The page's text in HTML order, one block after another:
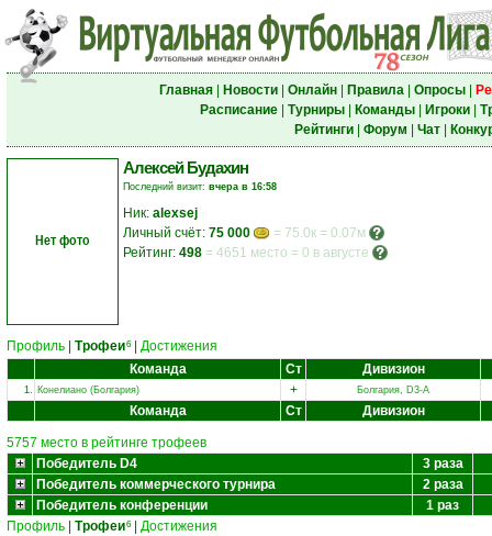
Главная| Новости| Онлайн| Правила| Опросы|
Расписание| Турниры| Команды| Игроки|
Рейтинги| Форум Чат|
Нет фото
Алексей Будахин
Последний визит: вчера в 16:58
Ник: alexsej
Личный счёт: 75 000
= 75.0к = 0.07м
Рейтинг: 498 = 4651 место = 0 в августе
Профиль Трофеи6
Достижения
Команда
Ст Дивизион
1. Конелиано (Болгария) + Болгария, D3-A
Команда Ст Дивизион
5757 место в рейтинге трофеев
Победитель D4
3 раза
Победитель коммерческого турнира
2 раза
Победитель конференции
1 раз
Профиль
Трофеи6 Достижения